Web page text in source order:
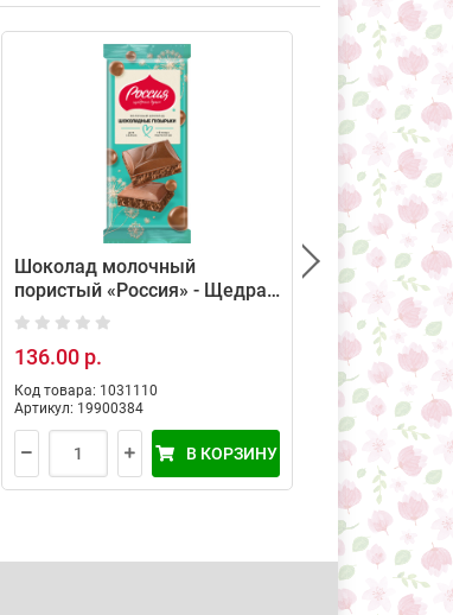
Шоколад молочный
пористый «Россия» - Щедрая
Душа!, 70гр
136.00 р.
Код товара: 1031110
Артикул: 19900384
В КОРЗИНУ
Молочный
арахисом,
133.00 р.
Код товара:
Артикул: